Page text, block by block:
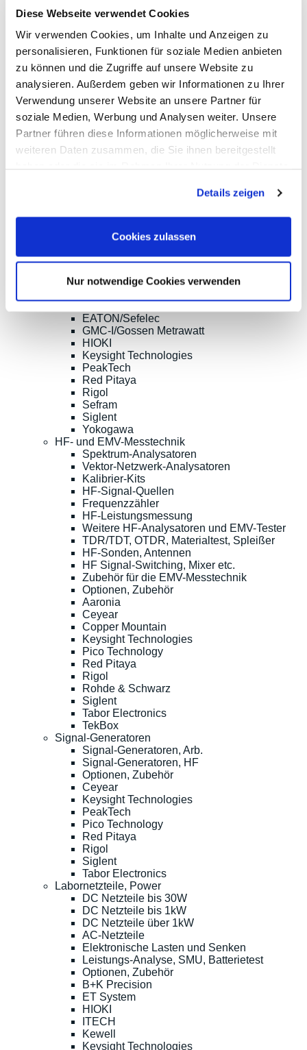
Diese Webseite verwendet Cookies
Wir verwenden Cookies, um Inhalte und Anzeigen zu
personalisieren, Funktionen für soziale Medien anbieten
zu können und die Zugriffe auf unsere Website zu
analysieren. Außerdem geben wir Informationen zu Ihrer
Verwendung unserer Website an unsere Partner für
soziale Medien, Werbung und Analysen weiter. Unsere
Partner führen diese Informationen möglicherweise mit
weiteren Daten zusammen, die Sie ihnen bereitgestellt
Details zeigen
Cookies zulassen
Nur notwendige Cookies verwenden
Optionen, Zubehör
Digilent
Keysight Technologies
Micsig
PeakTech
Pico Technology
Red Pitaya
Rohde & Schwarz
Siglent
Clampman
LCR-Meter, Impedanzmessung
Stromzangen-Messgeräte
Strom-Sensorik
Leistungs-Analyse, SMU, Batterietest
Optionen, Zubehör
EATON/Sefelec
GMC-I/Gossen Metrawatt
HIOKI
Keysight Technologies
PeakTech
Red Pitaya
Rigol
Sefram
Siglent
Yokogawa
HF- und EMV-Messtechnik
Spektrum-Analysatoren
Vektor-Netzwerk-Analysatoren
Kalibrier-Kits
HF-Signal-Quellen
Frequenzzähler
HF-Leistungsmessung
Weitere HF-Analysatoren und EMV-Tester
TDR/TDT, OTDR, Materialtest, Spleißer
HF-Sonden, Antennen
HF Signal-Switching, Mixer etc.
Zubehör für die EMV-Messtechnik
Optionen, Zubehör
Aaronia
Ceyear
Copper Mountain
Keysight Technologies
Pico Technology
Red Pitaya
Rigol
Rohde & Schwarz
Siglent
Tabor Electronics
TekBox
Signal-Generatoren
Signal-Generatoren, Arb.
Signal-Generatoren, HF
Optionen, Zubehör
Ceyear
Keysight Technologies
PeakTech
Pico Technology
Red Pitaya
Rigol
Siglent
Tabor Electronics
Labornetzteile, Power
DC Netzteile bis 30W
DC Netzteile bis 1kW
DC Netzteile über 1kW
AC-Netzteile
Elektronische Lasten und Senken
Leistungs-Analyse, SMU, Batterietest
Optionen, Zubehör
B+K Precision
ET System
HIOKI
ITECH
Kewell
Keysight Technologies